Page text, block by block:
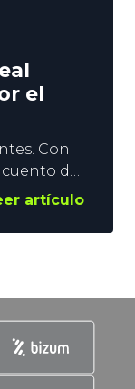
el
Con
cuento de
artículo